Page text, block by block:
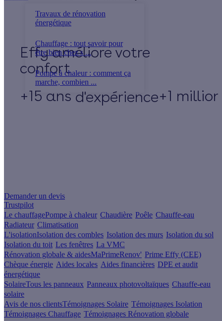
Travaux de rénovation
énergétique
Chauffage : tout savoir pour
être bien chez s ...
Pompe à chaleur : comment ça
marche, combien ...
Effy
+15 ans d'expérience+1
Demander un devis
Trustpilot
Le chauffagePompe à chaleur Chaudière Poêle Chauffe-eau
Radiateur Climatisation
L'isolationIsolation des combles Isolation des murs Isolation du sol
Isolation du toit Les fenêtres La VMC
Rénovation globale & aidesMaPrimeRenov' Prime Effy (CEE)
Chèque énergie Aides locales Aides financières DPE et audit
énergétique
SolaireTous les panneaux Panneaux photovoltaïques Chauffe-eau
solaire
Avis de nos clientsTémoignages Solaire Témoignages Isolation
Témoignages Chauffage Témoignages Rénovation globale